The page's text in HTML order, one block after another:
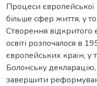
Процеси європейської
більше сфер життя, у
Створення відкритого
освіті розпочалося в
європейських країн, у
Болонську
завершити